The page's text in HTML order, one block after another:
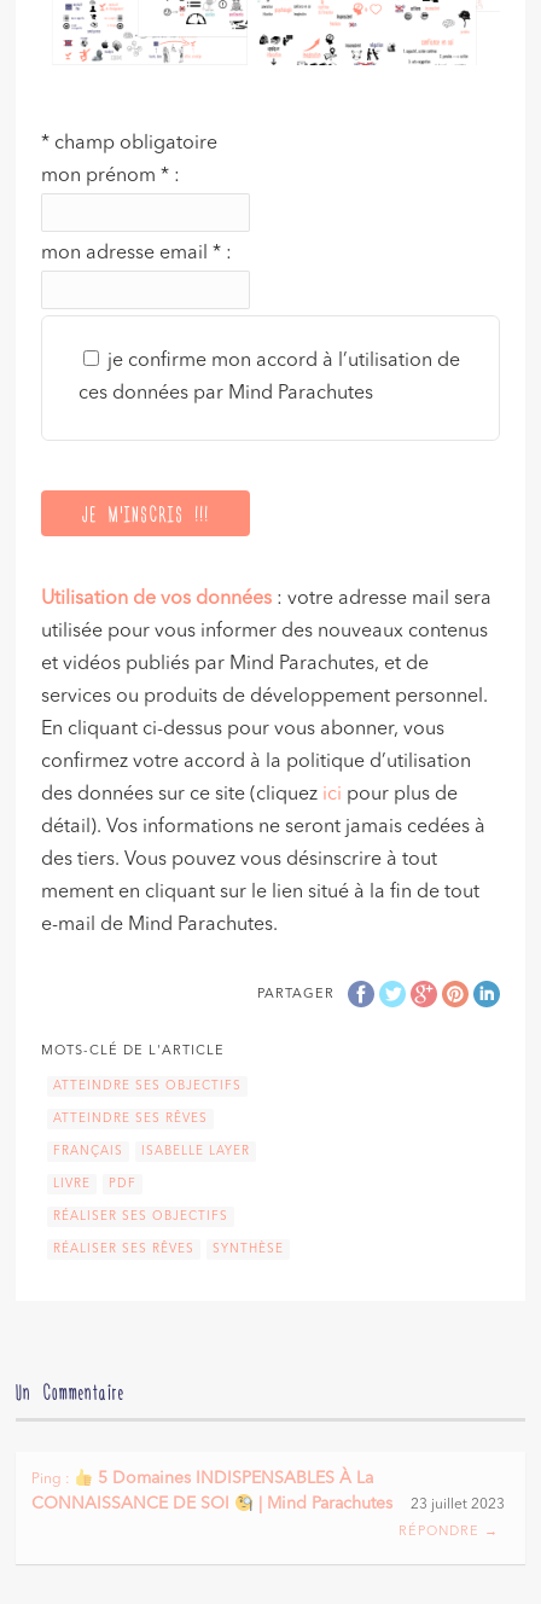
* champ obligatoire
mon prénom* :
mon adresse email* :
je confirme mon accord à l’utilisation de
ces données par Mind Parachutes
Utilisation de vos données : votre adresse mail sera
utilisée pour vous informer des nouveaux contenus
et vidéos publiés par Mind Parachutes, et de
services ou produits de développement personnel.
En cliquant ci-dessus pour vous abonner, vous
confirmez votre accord à la politique d’utilisation
des données sur ce site (cliquez ici pour plus de
détail). Vos informations ne seront jamais cedées à
des tiers. Vous pouvez vous désinscrire à tout
mement en cliquant sur le lien situé à la fin de tout
e-mail de Mind Parachutes.
PARTAGER
MOTS-CLÉ DE L'ARTICLE
ATTEINDRE SES OBJECTIFS
ATTEINDRE SES RÊVES
FRANÇAIS ISABELLE LAYER
LIVRE PDF
RÉALISER SES OBJECTIFS
RÉALISER SES RÊVES SYNTHÈSE
Un Commentaire
Ping :
5 Domaines INDISPENSABLES À La
CONNAISSANCE DE SOI
| Mind Parachutes 23 juillet 2023
RÉPONDRE →